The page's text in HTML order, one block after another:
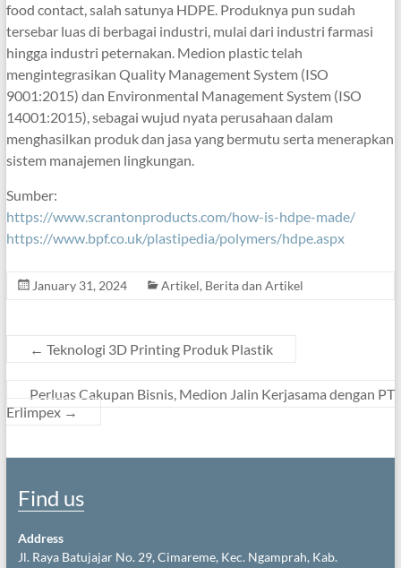
food contact, salah satunya HDPE. Produknya pun sudah
tersebar luas di berbagai industri, mulai dari industri farmasi
hingga industri peternakan. Medion plastic telah
mengintegrasikan Quality Management System (ISO
9001:2015) dan Environmental Management System (ISO
14001:2015), sebagai wujud nyata perusahaan dalam
menghasilkan produk dan jasa yang bermutu serta menerapkan
sistem manajemen lingkungan.
Sumber:
https://www.scrantonproducts.com/how-is-hdpe-made/
https://www.bpf.co.uk/plastipedia/polymers/hdpe.aspx
January 31, 2024 Artikel, Berita dan Artikel
← Teknologi 3D Printing Produk Plastik
Perluas Cakupan Bisnis, Medion Jalin Kerjasama dengan PT
Erlimpex →
Find us
Address
Jl. Raya Batujajar No. 29, Cimareme, Kec. Ngamprah, Kab.